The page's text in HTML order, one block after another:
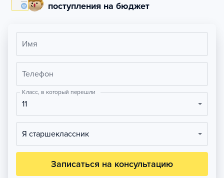
поступления на бюджет
Имя
Телефон
Класс, в который перешли
11
Я старшеклассник
Записаться на консультацию